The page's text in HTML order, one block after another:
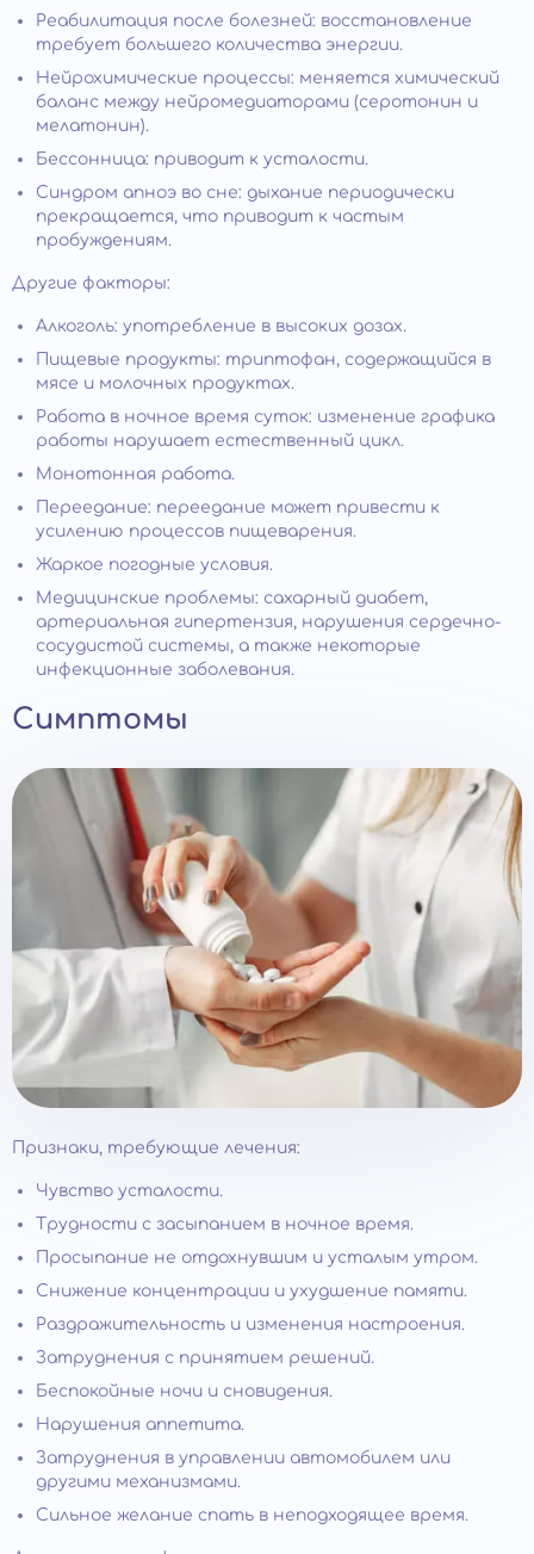
Реабилитация после болезней: восстановление
требует большего количества энергии.
Нейрохимические процессы: меняется химический
баланс между нейромедиаторами (серотонин и
мелатонин).
Бессонница: приводит к усталости.
Синдром апноэ во сне: дыхание периодически
прекращается, что приводит к частым
пробуждениям.
Другие факторы:
Алкоголь: употребление в высоких дозах.
Пищевые продукты: триптофан, содержащийся в
мясе и молочных продуктах.
Работа в ночное время суток: изменение графика
работы нарушает естественный цикл.
Монотонная работа.
Переедание: переедание может привести к
усилению процессов пищеварения.
Жаркое погодные условия.
Медицинские проблемы: сахарный диабет,
артериальная гипертензия, нарушения сердечно-
сосудистой системы, а также некоторые
инфекционные заболевания.
Симптомы
Признаки, требующие лечения:
Чувство усталости.
Трудности с засыпанием в ночное время.
Просыпание не отдохнувшим и усталым утром.
Снижение концентрации и ухудшение памяти.
Раздражительность и изменения настроения.
Затруднения с принятием решений.
Беспокойные ночи и сновидения.
Нарушения аппетита.
Затруднения в управлении автомобилем или
другими механизмами.
Сильное желание спать в неподходящее время.